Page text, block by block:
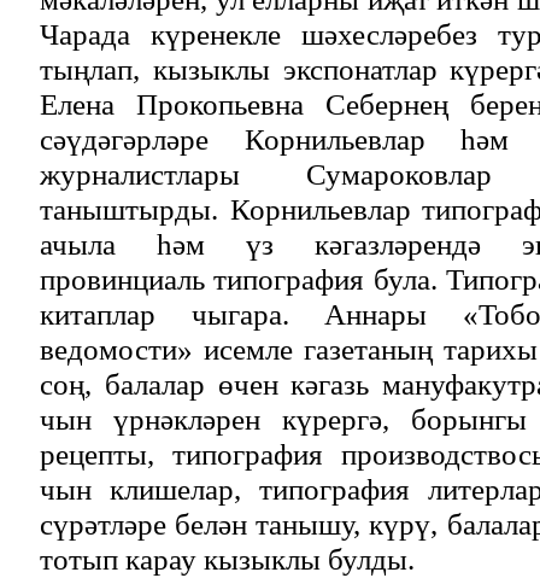
Чарада күренекле шәхесләребез
тыңлап, кызыклы экспонатлар
Елена Прокопьевна Себернең
сәүдәгәрләре Корнильевлар һәм
журналистлары
таныштырды. Корнильевлар
ачыла һәм үз кәгазләрендә
провинциаль типография була.
китаплар чыгара. Аннары
ведомости» исемле газетаның
соң, балалар өчен кәгазь
чын үрнәкләрен күрергә,
рецепты, типография
чын клишелар, типография
сүрәтләре белән танышу, күрү,
тотып карау кызыклы булды.